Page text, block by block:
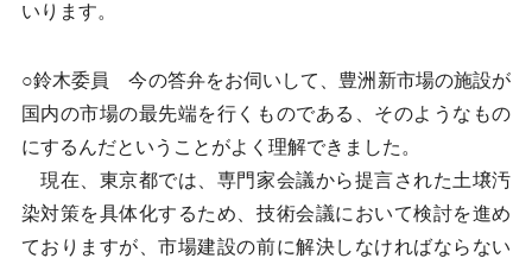
いります。
○鈴木委員 今の答弁をお伺いして、豊洲新市場の施設が
国内の市場の最先端を行くものである、そのようなもの
にするんだということがよく理解できました。
現在、東京都では、専門家会議から提言された土壌汚
染対策を具体化するため、技術会議において検討を進め
ておりますが、市場建設の前に解決しなければならない